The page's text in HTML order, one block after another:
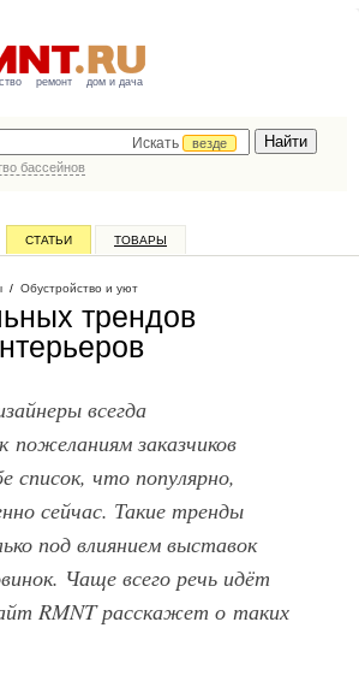
ремонт дом и дача
Искать
везде
бассейнов
СТАТЬИ ТОВАРЫ
/ Обустройство и уют
трендов
всегда
пожеланиям заказчиков
список, что популярно,
сейчас. Такие тренды
под влиянием выставок
Чаще всего речь идёт
RMNT расскажет о таких